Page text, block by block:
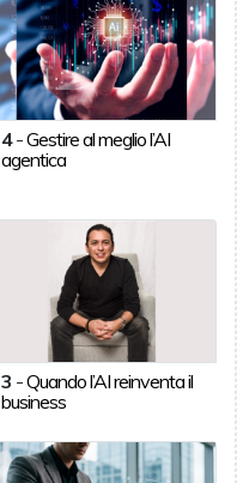
4-Gestire al meglio l’AI
agentica
3 -Quando l’AI reinventa il
business